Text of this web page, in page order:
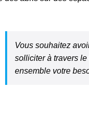
Vous souhaitez
solliciter à travers
ensemble votre